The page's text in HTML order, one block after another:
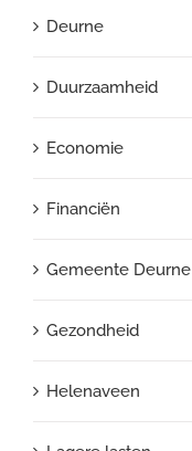
Deurne
Duurzaamheid
Economie
Financiën
Gemeente Deurne
Gezondheid
Helenaveen